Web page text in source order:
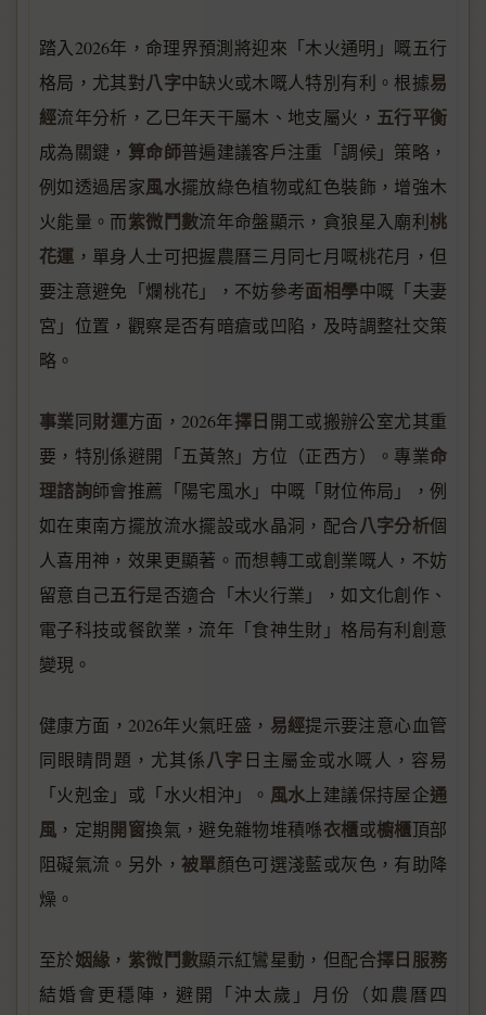
踏入2026年，命理界預測將迎來「木火通明」嘅五行
格局，尤其對八字中缺火或木嘅人特別有利。根據易
經流年分析，乙巳年天干屬木、地支屬火， 五行平衡
成為關鍵， 算命師普遍建議客戶注重「調候」策略，
例如透過居家風水擺放綠色植物或紅色裝飾，增強木
火能量。而紫微鬥數流年命盤顯示，貪狼星入廟利桃
花運 ，單身人士可把握農曆三月同七月嘅桃花月，但
要注意避免「爛桃花」，不妨參考面相學中嘅「夫妻
宮」位置，觀察是否有暗瘡或凹陷，及時調整社交策
略。
事業同財運方面，2026年擇日開工或搬辦公室尤其重
要，特別係避開「五黃煞」方位（正西方）。專業命
理諮詢師會推薦「陽宅風水」中嘅「財位佈局」，例
如在東南方擺放流水擺設或水晶洞，配合八字分析個
人喜用神，效果更顯著。而想轉工或創業嘅人，不妨
留意自己五行是否適合「木火行業」，如文化創作、
電子科技或餐飲業，流年「食神生財」格局有利創意
變現。
健康方面，2026年火氣旺盛， 易經提示要注意心血管
同眼睛問題，尤其係八字 日主屬金或水嘅人，容易
「火剋金」或「水火相沖」。 風水 上建議保持屋企通
風 ，定期開窗換氣，避免雜物堆積喺衣櫃或櫥櫃頂部
阻礙氣流。另外， 被單顏色可選淺藍或灰色，有助降
燥。
至於姻緣 ， 紫微鬥數顯示紅鸞星動，但配合擇日服務
結婚會更穩陣，避開「沖太歲」月份（如農曆四